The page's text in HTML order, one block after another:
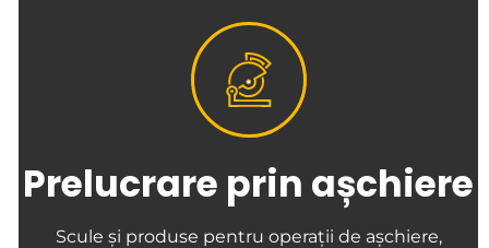
Prelucrare prin așchiere
Scule și produse pentru operații de așchiere,